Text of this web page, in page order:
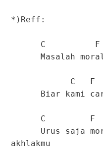
*)Reff:
C F
Masalah moral
C F
Biar kami
C F
Urus saja
akhlakmu